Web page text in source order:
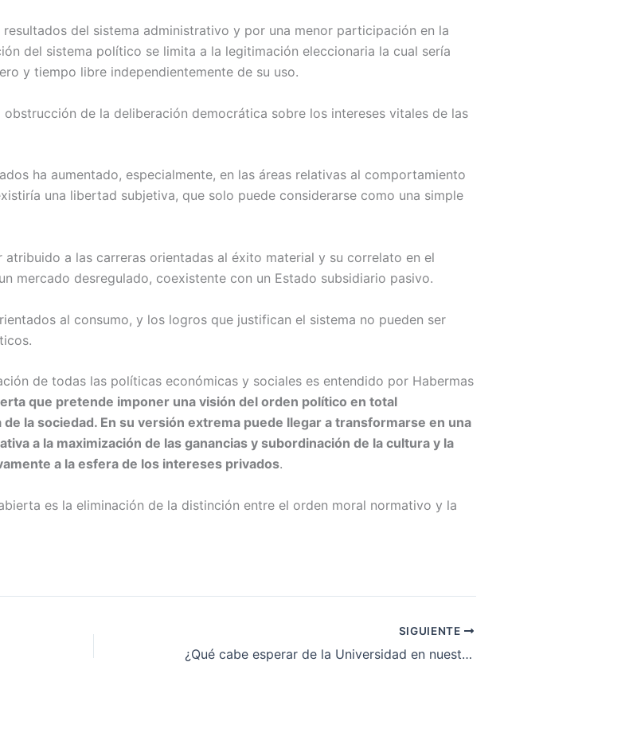
del sistema administrativo y por una menor participación en la
del sistema político se limita a la legitimación eleccionaria la cual sería
y tiempo libre independientemente de su uso.
de la deliberación democrática sobre los intereses vitales de las
ha aumentado, especialmente, en las áreas relativas al comportamiento
una libertad subjetiva, que solo puede considerarse como una simple
atribuido a las carreras orientadas al éxito material y su correlato en el
mercado desregulado, coexistente con un Estado subsidiario pasivo.
al consumo, y los logros que justifican el sistema no pueden ser
de todas las políticas económicas y sociales es entendido por Habermas
que pretende imponer una visión del orden político en total
la sociedad. En su versión extrema puede llegar a transformarse en una
a la maximización de las ganancias y subordinación de la cultura y la
a la esfera de los intereses privados.
es la eliminación de la distinción entre el orden moral normativo y la
SIGUIENTE
¿Qué cabe esperar de la Universidad en nuestro tiempo?